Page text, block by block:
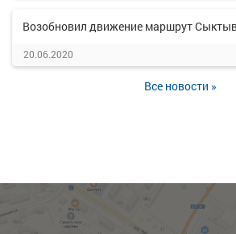
Возобновил движение маршрут
20.06.2020
Все новости »